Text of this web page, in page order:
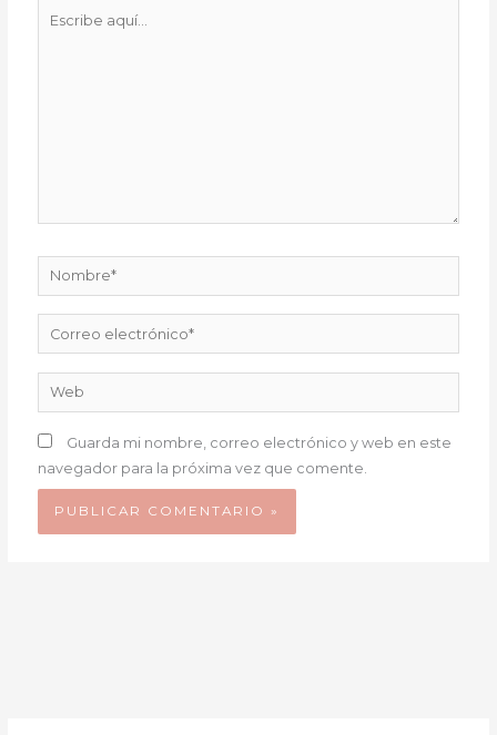
Nombre*
Correo
electrónico*
Web
Guarda mi nombre, correo electrónico y web en este
navegador para la próxima vez que comente.